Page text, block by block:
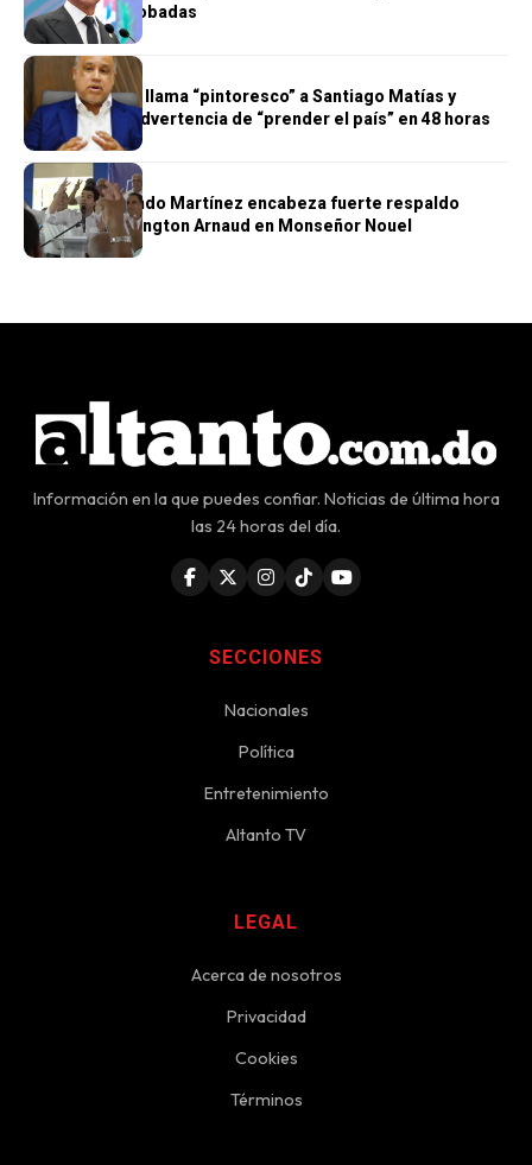
iniciativas aprobadas
POLÍTICA
Miguel Valerio llama “pintoresco” a Santiago Matías y
cuestiona su advertencia de “prender el país” en 48 horas
POLÍTICA
Diputado Orlando Martínez encabeza fuerte respaldo
político a Wellington Arnaud en Monseñor Nouel
Información en la que puedes confiar. Noticias de última hora
las 24 horas del día.
SECCIONES
Nacionales
Política
Entretenimiento
Altanto TV
LEGAL
Acerca de nosotros
Privacidad
Cookies
Términos